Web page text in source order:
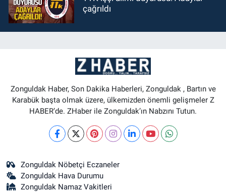
çağrıldı
Zonguldak Haber, Son Dakika Haberleri, Zonguldak , Bartın ve
Karabük başta olmak üzere, ülkemizden önemli gelişmeler Z
HABER’de. ZHaber ile Zonguldak’ın Nabzını Tutun.
Zonguldak Nöbetçi Eczaneler
Zonguldak Hava Durumu
Zonguldak Namaz Vakitleri